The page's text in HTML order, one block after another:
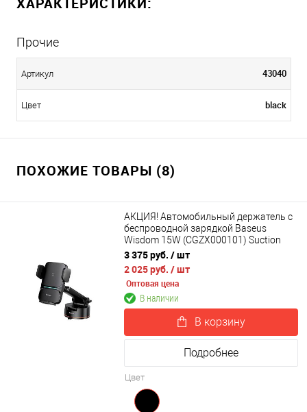
Прочие
Артикул 43040
Цвет black
ПОХОЖИЕ ТОВАРЫ (8)
АКЦИЯ! Автомобильный держатель с
беспроводной зарядкой Baseus
Wisdom 15W (CGZX000101) Suction
base
3 375 руб. / шт
2 025 руб. / шт
Оптовая цена
В наличии
В корзину
Подробнее
Цвет